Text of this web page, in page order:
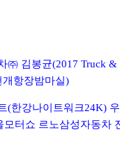
㈜ 김봉균(2017 Truck &
개항장밤마실)
(한강나이트워크24K)
모터쇼 르노삼성자동차